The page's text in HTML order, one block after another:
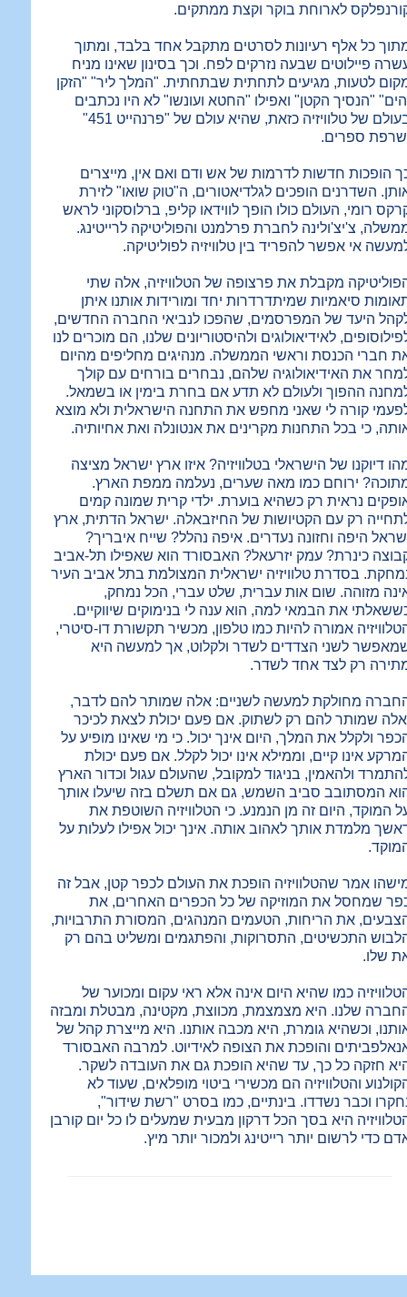
לארוחת בוקר וקצת ממתקים.
כל אלף רעיונות לסרטים מתקבל אחד בלבד, ומתוך
פיילוטים שבעה נזרקים לפח. וכך בסינון שאינו מניח
לטעות, מגיעים לתחתית שבתחתית. "המלך ליר" "הזקן
"הנסיך הקטן" ואפילו "החטא ועונשו" לא היו נכתבים
בעולם של טלוויזיה כזאת, שהיא עולם של "פרנהייט 451"
ספרים.
הופכות חדשות לדרמות של אש ודם ואם אין, מייצרים
השדרנים הופכים לגלדיאטורים, ה"טוק שואו" לזירת
רומי, העולם כולו הופך לווידאו קליפ, ברלוסקוני לראש
צ'יצ'ולינה לחברת פרלמנט והפוליטיקה לרייטינג.
אי אפשר להפריד בין טלוויזיה לפוליטיקה.
מקבלת את פרצופה של הטלוויזיה, אלה שתי
סיאמיות שמיתדרדרות יחד ומורידות אותנו איתן
היעד של המפרסמים, שהפכו לנביאי החברה החדשים,
לאידיאולוגים ולהיסטוריונים שלנו, הם מוכרים לנו
חברי הכנסת וראשי הממשלה. מנהיגים מחליפים מהיום
את האידיאולוגיה שלהם, נבחרים בורחים עם קולך
ההפוך ולעולם לא תדע אם בחרת בימין או בשמאל.
קורה לי שאני מחפש את התחנה הישראלית ולא מוצא
כי בכל התחנות מקרינים את אנטונלה ואת אחיותיה.
דיוקנו של הישראלי בטלוויזיה? איזו ארץ ישראל מציצה
ירוחם כמו מאה שערים, נעלמה ממפת הארץ.
נראית רק כשהיא בוערת. ילדי קרית שמונה קמים
רק עם הקטיושות של החיזבאלה. ישראל הדתית, ארץ
היפה וחזונה נעדרים. איפה נהלל? שייח איבריך?
כינרת? עמק יזרעאל? האבסורד הוא שאפילו תל-אביב
בסדרת טלוויזיה ישראלית המצולמת בתל אביב העיר
מזוהה. שום אות עברית, שלט עברי, הכל נמחק,
את הבמאי למה, הוא ענה לי בנימוקים שיווקיים.
אמורה להיות כמו טלפון, מכשיר תקשורת דו-סיטרי,
לשני הצדדים לשדר ולקלוט, אך למעשה היא
רק לצד אחד לשדר.
מחולקת למעשה לשניים: אלה שמותר להם לדבר,
שמותר להם רק לשתוק. אם פעם יכולת לצאת לכיכר
ולקלל את המלך, היום אינך יכול. כי מי שאינו מופיע על
אינו קיים, וממילא אינו יכול לקלל. אם פעם יכולת
ולהאמין, בניגוד למקובל, שהעולם עגול וכדור הארץ
המסתובב סביב השמש, גם אם תשלם בזה שיעלו אותך
המוקד, היום זה מן הנמנע. כי הטלוויזיה השוטפת את
מלמדת אותך לאהוב אותה. אינך יכול אפילו לעלות על
אמר שהטלוויזיה הופכת את העולם לכפר קטן, אבל זה
שמחסל את המוזיקה של כל הכפרים האחרים, את
את הריחות, הטעמים המנהגים, המסורת התרבויות,
התכשיטים, התסרוקות, והפתגמים ומשליט בהם רק
שלו.
כמו שהיא היום אינה אלא ראי עקום ומכוער של
שלנו. היא מצמצמת, מכווצת, מקטינה, מבטלת ומבזה
וכשהיא גומרת, היא מכבה אותנו. היא מייצרת קהל של
והופכת את הצופה לאידיוט. למרבה האבסורד
חזקה כל כך, עד שהיא הופכת גם את העובדה לשקר.
והטלוויזיה הם מכשירי ביטוי מופלאים, שעוד לא
וכבר נשדדו. בינתיים, כמו בסרט "רשת שידור",
היא בסך הכל דרקון מבעית שמעלים לו כל יום קורבן
כדי לרשום יותר רייטינג ולמכור יותר מיץ.